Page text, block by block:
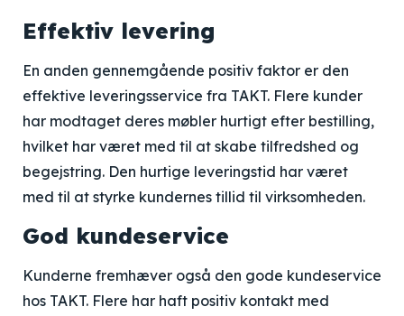
Effektiv levering
En anden gennemgående positiv faktor er den
effektive leveringsservice fra TAKT. Flere kunder
har modtaget deres møbler hurtigt efter bestilling,
hvilket har været med til at skabe tilfredshed og
begejstring. Den hurtige leveringstid har været
med til at styrke kundernes tillid til virksomheden.
God kundeservice
Kunderne fremhæver også den gode kundeservice
hos TAKT. Flere har haft positiv kontakt med